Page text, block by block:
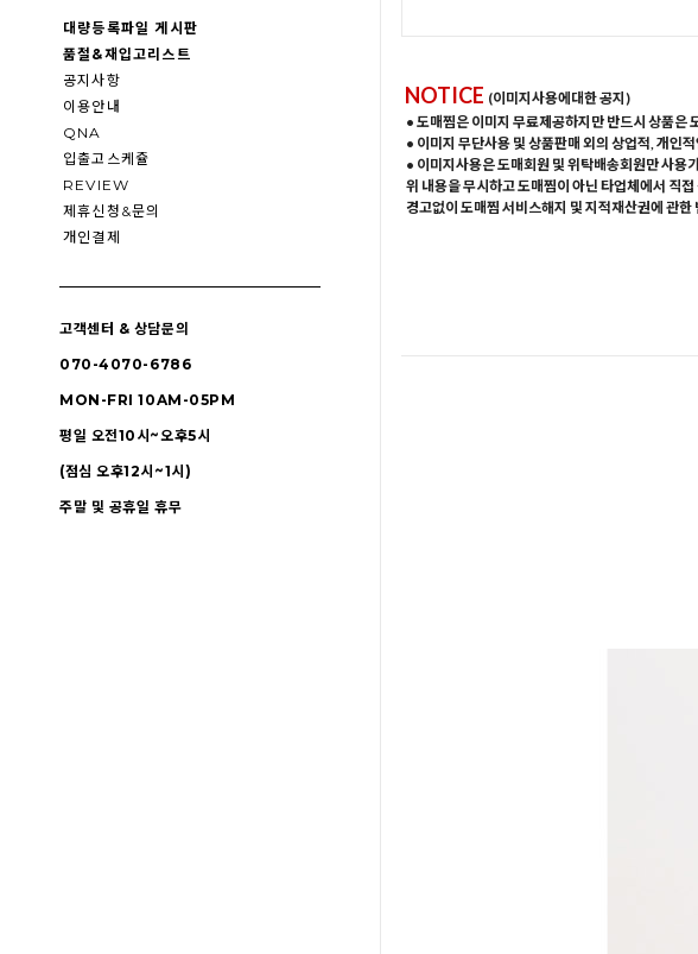
대량등록파일 게시판
품절&재입고리스트
공지사항
이용안내
QNA
입출고스케쥴
REVIEW
제휴신청&문의
개인결제
고객센터 & 상담문의
070-4070-6786
MON-FRI 10AM-05PM
평일 오전10시~오후5시
(점심 오후12시~1시)
주말 및 공휴일 휴무
NOTICE (이미지사용에대한 공지)
• 도매찜은 이미지 무료제공하지만 반드시 상품은
• 이미지 무단사용 및 상품판매 외의 상업적, 개인
• 이미지사용은 도매회원 및 위탁배송회원만 사용
위 내용을 무시하고 도매찜이 아닌 타업체에서 직
경고없이 도매찜 서비스해지 및 지적재산권에 관